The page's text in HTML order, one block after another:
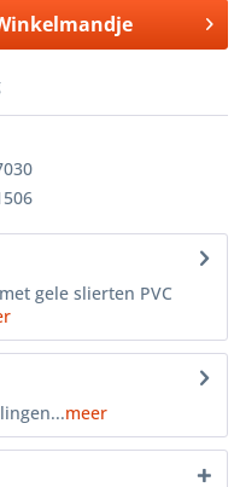
gele slierten PVC
meer